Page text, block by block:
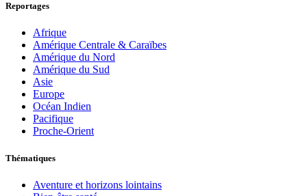
Reportages
Afrique
Amérique Centrale & Caraïbes
Amérique du Nord
Amérique du Sud
Asie
Europe
Océan Indien
Pacifique
Proche-Orient
Thématiques
Aventure et horizons lointains